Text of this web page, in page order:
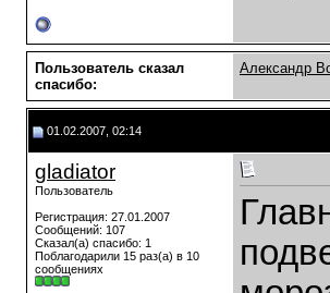
Пользователь сказал
cпасибо:
Александр
01.02.2007, 02:14
gladiator
Пользователь
Регистрация: 27.01.2007
Сообщений: 107
Сказал(а) спасибо: 1
Поблагодарили 15 раз(а) в 10
сообщениях